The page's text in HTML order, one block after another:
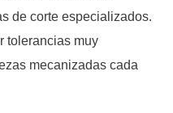
de corte especializados.
tolerancias muy
mecanizadas cada